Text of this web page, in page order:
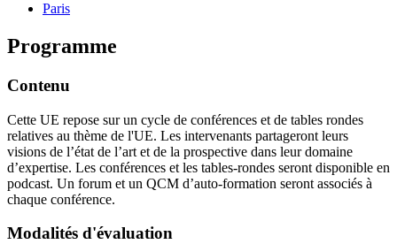
Paris
Programme
Contenu
Cette UE repose sur un cycle de conférences et de tables rondes
relatives au thème de l'UE. Les intervenants partageront leurs
visions de l’état de l’art et de la prospective dans leur domaine
d’expertise. Les conférences et les tables-rondes seront disponible en
podcast. Un forum et un QCM d’auto-formation seront associés à
chaque conférence.
Modalités d'évaluation